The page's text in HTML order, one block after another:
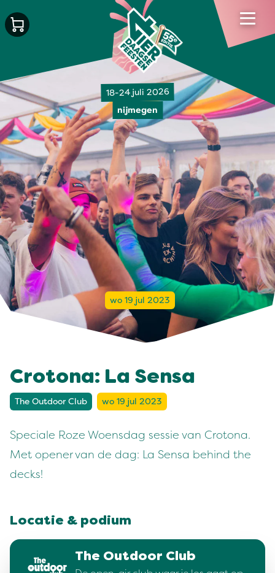
18-24 juli 2026
nijmegen
wo 19 jul 2023
Crotona: La Sensa
The Outdoor Club wo 19 jul 2023
Speciale Roze Woensdag sessie van Crotona.
Met opener van de dag: La Sensa behind the
decks!
Locatie & podium
The Outdoor Club